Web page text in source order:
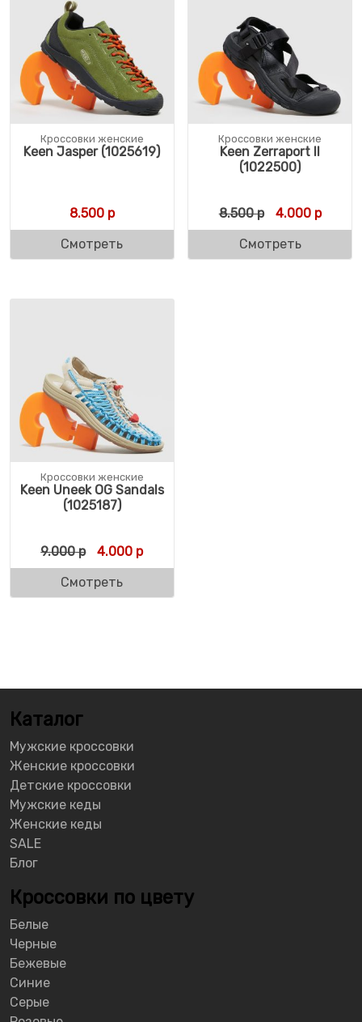
Кроссовки женские
Keen Jasper (1025619)
8.500р
Смотреть
Кроссовки женские
Keen Zerraport II
(1022500)
8.500р 4.000р
Смотреть
Кроссовки женские
Keen Uneek OG Sandals
(1025187)
9.000р Первоначальная цена составляла 9.000
4.000 рТекущая цена: 4.000 р.
Смотреть
Каталог
Мужские кроссовки
Женские кроссовки
Детские кроссовки
Мужские кеды
Женские кеды
SALE
Блог
Кроссовки по цвету
Белые
Черные
Бежевые
Синие
Серые